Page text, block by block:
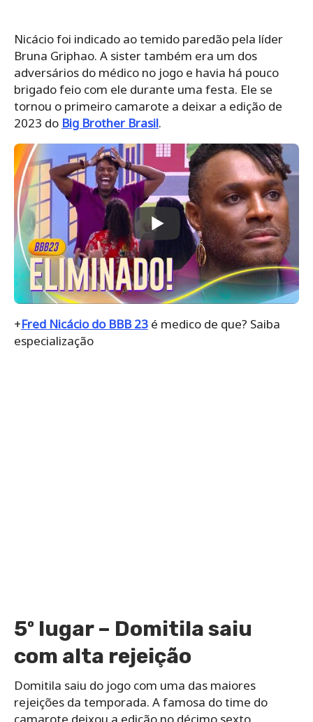
Nicácio foi indicado ao temido paredão pela líder
Bruna Griphao. A sister também era um dos
adversários do médico no jogo e havia há pouco
brigado feio com ele durante uma festa. Ele se
tornou o primeiro camarote a deixar a edição de
2023 do Big Brother Brasil.
+Fred Nicácio do BBB 23 é medico de que? Saiba
especialização
5º lugar – Domitila saiu
com alta rejeição
Domitila saiu do jogo com uma das maiores
rejeições da temporada. A famosa do time do